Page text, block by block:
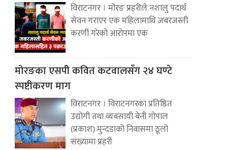
विराटनगर । मोरङ प्रहरीले नशालु पदार्थ
सेवन गराएर एक महिलामाथि जबरजस्ती
करणी गरेको आरोपमा एक
मोरङका एसपी कवित कटवालसँग २४ घण्टे
स्पष्टीकरण माग
विराटनगर । विराटनगरका प्रतिष्ठित
उद्योगी तथा व्यवसायी बेनी गोपाल
(प्रकाश) मुन्दडाको निवासमा ठूलो
संख्यामा प्रहरी